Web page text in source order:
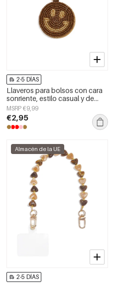
2-5 DÍAS
Llaveros para bolsos con cara
sonriente, estilo casual y de
cristal, accesorios diarios.
MSRP €9,99
€2,95
Almacén de la UE
2-5 DÍAS